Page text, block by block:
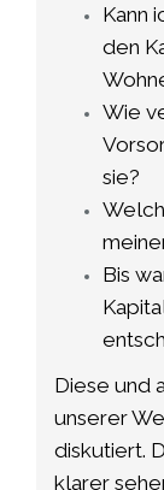
Kann
den
Wie
sie?
Bis
Diese und
unserer
diskutiert.
klarer